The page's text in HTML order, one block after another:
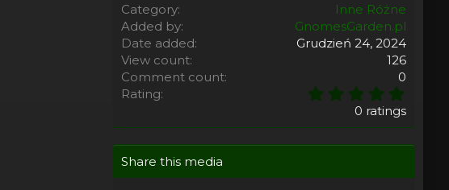
Category
Inne Różne
Added by
GnomesGarden.pl
Date added
Grudzień 24, 2024
View count
126
Comment count
0
Rating
,
s
a
0 ratings
Share this media